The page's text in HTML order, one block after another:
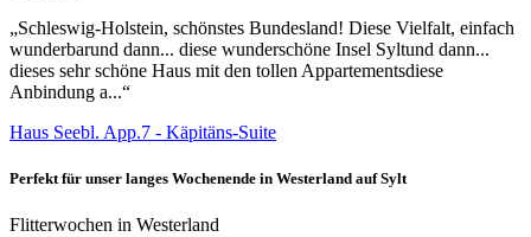
„Schleswig-Holstein, schönstes Bundesland! Diese Vielfalt, einfach
wunderbarund dann... diese wunderschöne Insel Syltund dann...
dieses sehr schöne Haus mit den tollen Appartementsdiese
Anbindung a...“
Haus Seebl. App.7 - Käpitäns-Suite
Perfekt für unser langes Wochenende in Westerland auf Sylt
Flitterwochen in Westerland